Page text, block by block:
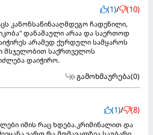
(1)/ (10)
კანონსაწინააღმდეგო ჩადენილი,
დანაშაული არაა და საერთოდ
არამედ ქურდული სამყაროს
მსჯელობით საქრთველოს
დაიჭირო.
გამოხმაურება(0)
(1)/ (8)
იმის რაც ხდება.კრიმინალით და